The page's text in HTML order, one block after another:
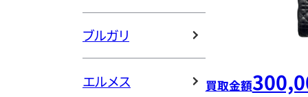
ブルガリ
エルメス 買取金額